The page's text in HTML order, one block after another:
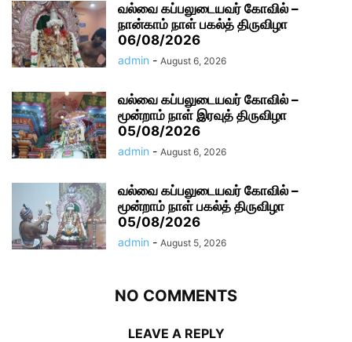
வல்வை கப்பலுடையவர் கோவில் –
நான்காம் நாள் பகல்த் திருவிழா
06/08/2026
admin - August 6, 2026
வல்வை கப்பலுடையவர் கோவில் –
மூன்றாம் நாள் இரவுத் திருவிழா
05/08/2026
admin - August 6, 2026
வல்வை கப்பலுடையவர் கோவில் –
மூன்றாம் நாள் பகல்த் திருவிழா
05/08/2026
admin - August 5, 2026
NO COMMENTS
LEAVE A REPLY